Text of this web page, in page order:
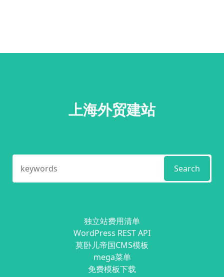
上海外贸建站
Search
独立站费用清单
WordPress REST API
莫卧儿帝国CMS模板
mega菜单
免费模板下载